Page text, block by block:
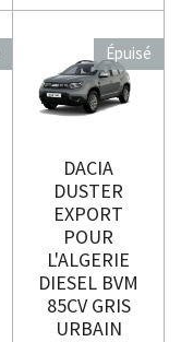
Épuisé
DACIA
DUSTER
EXPORT
POUR
L'ALGERIE
DIESEL BVM
85CV GRIS
URBAIN